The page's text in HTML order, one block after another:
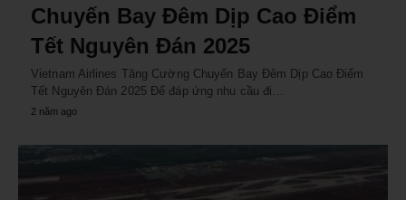
Chuyến Bay Đêm Dịp Cao Điểm
Tết Nguyên Đán 2025
Vietnam Airlines Tăng Cường Chuyến Bay Đêm Dịp Cao Điểm
Tết Nguyên Đán 2025 Để đáp ứng nhu cầu đi…
2 năm ago